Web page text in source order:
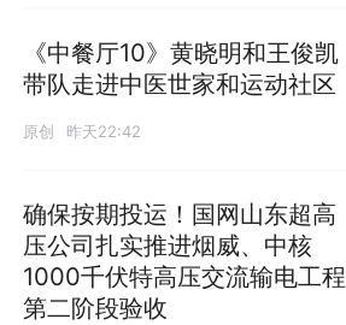
《中餐厅10》黄晓明和王俊凯
带队走进中医世家和运动社区
原创 昨天22:42
确保按期投运！国网山东超高
压公司扎实推进烟威、中核
1000千伏特高压交流输电工程
第二阶段验收